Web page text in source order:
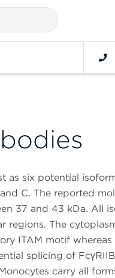
as six potential
C. The reported
37 and 43 kDa. All
regions. The
ITAM motif
splicing of
carry all